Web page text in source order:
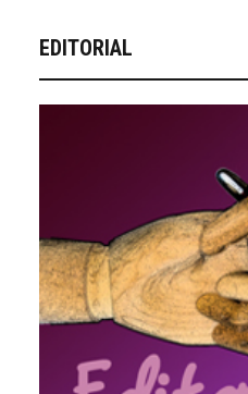
EDITORIAL